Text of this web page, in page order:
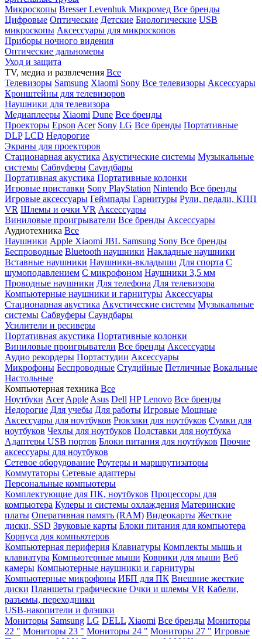
Микроскопы BresserLevenhuk Микромед Все бренды
Цифровые Оптические Детские Биологические USB
микроскопы Аксессуары для микроскопов
Приборы ночного видения
Оптические дальномеры
Уход и защита
TV, медиа и развлечения Все
Телевизоры Samsung Xiaomi Sony Все телевизоры Аксессуары
Кронштейны для телевизоров
Наушники для телевизора
Медиаплееры Xiaomi Dune Все бренды
Проекторы Epson Acer Sony LG Все бренды Портативные
DLP LCD Недорогие
Экраны для проекторов
Стационарная акустика Акустические системы Музыкальные
системы Сабвуферы Саундбары
Портативная акустика Портативные колонки
Игровые приставки Sony PlayStation Nintendo Все бренды
Игровые аксессуары Геймпады Гарнитуры Рули, педали, КПП
VR Шлемы и очки VR Аксессуары
Виниловые проигрыватели Все бренды Аксессуары
Аудиотехника Все
Наушники Apple Xiaomi JBL Samsung Sony Все бренды
Беспроводные Bluetooth наушники Накладные наушники
Вставные наушники Наушники-вкладыши Для спорта С
шумоподавлением С микрофоном Наушники 3,5 мм
Проводные наушники Для телефона Для телевизора
Компьютерные наушники и гарнитуры Аксессуары
Стационарная акустика Акустические системы Музыкальные
системы Сабвуферы Саундбары
Усилители и ресиверы
Портативная акустика Портативные колонки
Виниловые проигрыватели Все бренды Аксессуары
Аудио рекордеры Портастудии Аксессуары
Микрофоны Беспроводные Студийные Петличные Вокальные
Настольные
Компьютерная техника Все
Ноутбуки Acer Apple Asus Dell HP Lenovo Все бренды
Недорогие Для учебы Для работы Игровые Мощные
Аксессуары для ноутбуков Рюкзаки для ноутбуков Сумки для
ноутбуков Чехлы для ноутбуков Подставки для ноутбука
Адаптеры USB портов Блоки питания для ноутбуков Прочие
аксессуары для ноутбуков
Сетевое оборудование Роутеры и маршрутизаторы
Коммутаторы Сетевые адаптеры
Персональные компьютеры
Комплектующие для ПК, ноутбуков Процессоры для
компьютера Кулеры и системы охлаждения Материнские
платы Оперативная память (RAM) Видеокарты Жесткие
диски, SSD Звуковые карты Блоки питания для компьютера
Корпуса для компьютеров
Компьютерная периферия Клавиатуры Комплекты мышь и
клавиатура Компьютерные мыши Коврики для мыши Веб
камеры Компьютерные наушники и гарнитуры
Компьютерные микрофоны ИБП для ПК Внешние жесткие
диски Планшеты графические Очки и шлемы VR Кабели,
разъемы, переходники
USB-накопители и флэшки
Мониторы Samsung LG DELL Xiaomi Все бренды Мониторы
22 " Мониторы 23 " Мониторы 24 " Мониторы 27 " Игровые